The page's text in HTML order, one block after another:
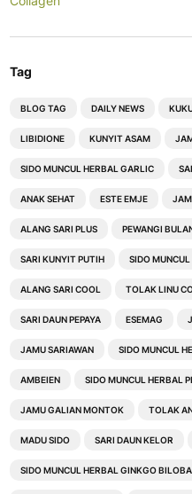
Tag
BLOG TAG DAILY NEWS
LIBIDIONE KUNYIT ASAM
SIDO MUNCUL HERBAL GARLIC
ANAK SEHAT ESTE EMJE
ALANG SARI PLUS PEWANGI
SARI KUNYIT PUTIH SIDO
ALANG SARI COOL TOLAK LINU
SARI DAUN PEPAYA ESEMAG
JAMU SARIAWAN SIDO MUNCUL
AMBEIEN SIDO MUNCUL HERBAL
JAMU GALIAN MONTOK TOLAK
MADU SIDO SARI DAUN KELOR
SIDO MUNCUL HERBAL GINKGO BILOBA